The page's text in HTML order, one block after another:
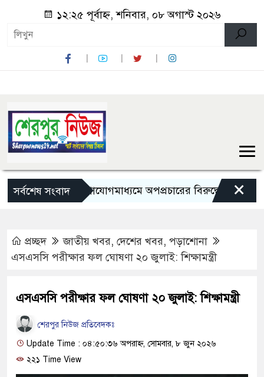
১২:২৫ পূর্বাহ্ন, শনিবার, ০৮ অগাস্ট ২০২৬
সর্বশেষ সংবাদ
সামাজিক যোগাযোগমাধ্যমে অপপ্রচারের বিরুদ্ধে সতর্ক থাকার
×
প্রচ্ছদ জাতীয় খবর, দেশের খবর, পড়াশোনা
এসএসসি পরীক্ষার ফল ঘোষণা ২০ জুলাই: শিক্ষামন্ত্রী
এসএসসি পরীক্ষার ফল ঘোষণা ২০ জুলাই: শিক্ষামন্ত্রী
শেরপুর নিউজ প্রতিবেদকঃ
Update Time : ০৪:৫০:৩৬ অপরাহ্ন, সোমবার, ৮ জুন ২০২৬
২২১ Time View